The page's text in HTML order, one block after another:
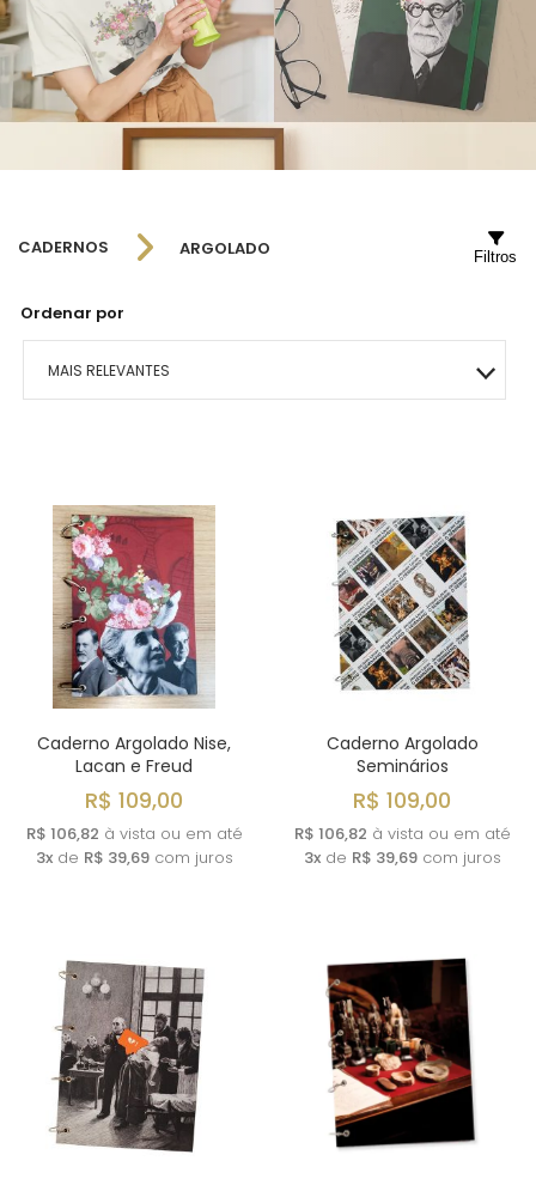
CADERNOS ARGOLADO
Ordenar por
MAIS RELEVANTES
MAIOR PREÇO
A - Z
Filtros
Caderno Argolado Nise,
Lacan e Freud
R$ 109,00
R$ 106,82 à vista ou em até
3xde R$ 39,69com juros
Caderno Argolado
Seminários
R$ 109,00
R$ 106,82 à vista ou em até
3xde R$ 39,69com juros